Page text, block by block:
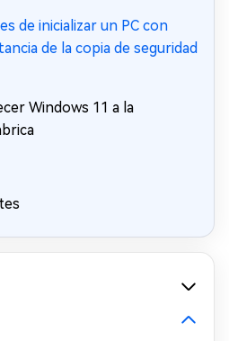
de inicializar un PC con
de la copia de seguridad
Windows 11 a la